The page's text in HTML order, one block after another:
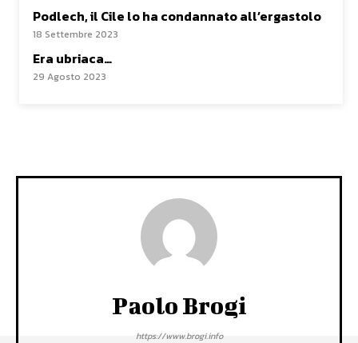
Podlech, il Cile lo ha condannato all’ergastolo
18 Settembre 2023
Era ubriaca…
29 Agosto 2023
Paolo Brogi
https://www.brogi.info